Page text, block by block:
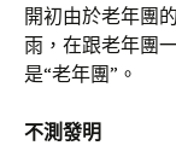
開初由於老年團
雨，在跟老年團
是“老年團”。
不測發明